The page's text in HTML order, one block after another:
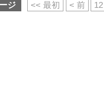
ジ << 最初 < 前 12